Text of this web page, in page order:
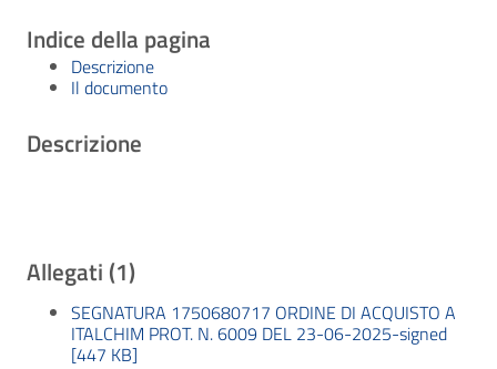
Indice della pagina
Descrizione
Il documento
Descrizione
Allegati (1)
SEGNATURA 1750680717 ORDINE DI ACQUISTO A
ITALCHIM PROT. N. 6009 DEL 23-06-2025-signed
[447 KB]